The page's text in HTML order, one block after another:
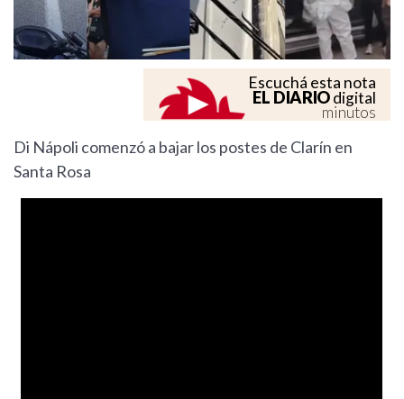
Escuchá esta nota
EL DIARIOdigital
minutos
Di Nápoli comenzó a bajar los postes de Clarín en
Santa Rosa